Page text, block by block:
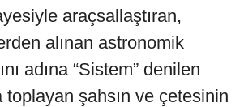
araçsallaştıran,
alınan astronomik
adına “Sistem” denilen
toplayan şahsın ve çetesinin